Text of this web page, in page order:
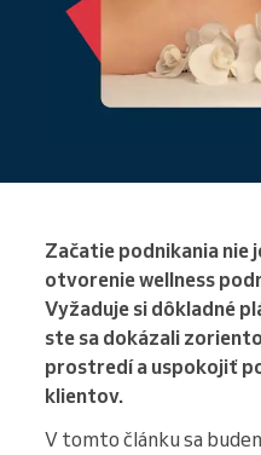
Začatie podnikania nie
otvorenie wellness
Vyžaduje si dôkladné
ste sa dokázali
prostredí a uspokojiť
klientov.
V tomto článku sa